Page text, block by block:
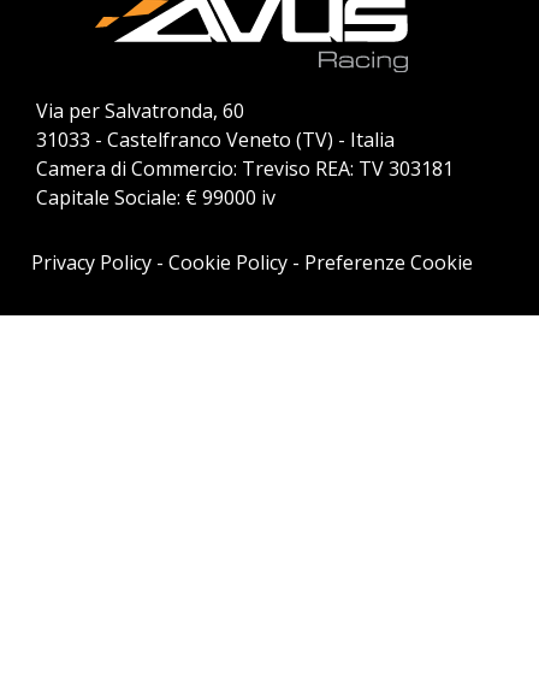
Via per Salvatronda, 60
31033 - Castelfranco Veneto (TV) - Italia
Camera di Commercio: Treviso REA: TV 303181
Capitale Sociale: € 99000 iv
Privacy Policy- Cookie Policy- Preferenze Cookie